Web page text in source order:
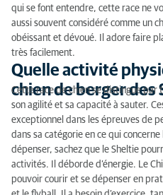
qui se font entendre, cette race ne
aussi souvent considéré comme un
obéissant et dévoué. Il adore faire
très facilement.
Quelle activité
chien de berger des
Cette race de chien se distingue par
son agilité et sa capacité à sauter.
exceptionnel dans les épreuves de
dans sa catégorie en ce qui concerne
dépenser, sachez que le Sheltie
activités. Il déborde d’énergie. Le
pouvoir courir et se dépenser en